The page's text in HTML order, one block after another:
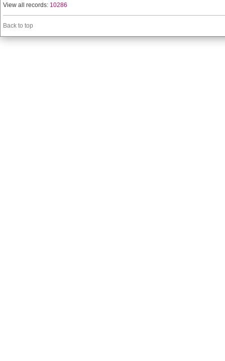
View all records: 10286
Back to top